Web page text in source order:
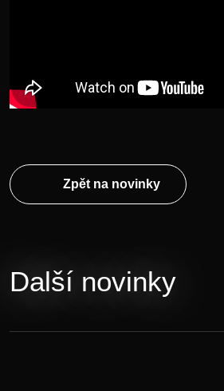
Zpět na novinky
Další novinky